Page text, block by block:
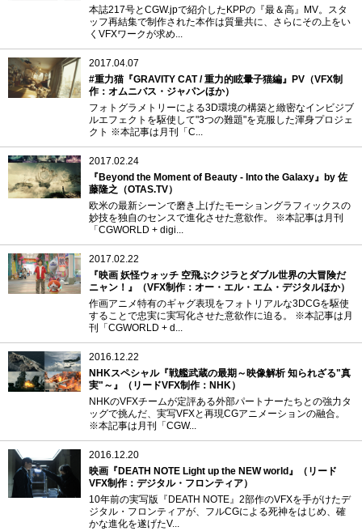
本誌217号とCGW.jpで紹介したKPPの『最＆高』MV。スタ
ッフ再結集で制作された本作は質量共に、さらにその上をい
くVFXワークが求め...
2017.04.07
#重力猫『GRAVITY CAT / 重力的眩暈子猫編』PV（VFX制
作：オムニバス・ジャパンほか）
フォトグラメトリーによる3D環境の構築と緻密なインビジブ
ルエフェクトを駆使して"3つの難題"を克服した渾身プロジェ
クト ※本記事は月刊「C...
2017.02.24
『Beyond the Moment of Beauty - Into the Galaxy』by 佐
藤隆之（OTAS.TV）
欧米の最新シーンで磨き上げたモーショングラフィックスの
妙技を独自のセンスで進化させた意欲作。 ※本記事は月刊
「CGWORLD + digi...
2017.02.22
『映画 妖怪ウォッチ 空飛ぶクジラとダブル世界の大冒険だ
ニャン！』（VFX制作：オー・エル・エム・デジタルほか）
作画アニメ特有のギャグ表現をフォトリアルな3DCGを駆使
することで忠実に実写化させた意欲作に迫る。 ※本記事は月
刊「CGWORLD + d...
2016.12.22
NHKスペシャル『戦艦武蔵の最期～映像解析 知られざる"真
実"～』（リードVFX制作：NHK）
NHKのVFXチームが定評ある外部パートナーたちとの強力タ
ッグで挑んだ、実写VFXと再現CGアニメーションの融合。
※本記事は月刊「CGW...
2016.12.20
映画『DEATH NOTE Light up the NEW world』（リード
VFX制作：デジタル・フロンティア）
10年前の実写版『DEATH NOTE』2部作のVFXを手がけたデ
ジタル・フロンティアが、フルCGによる死神をはじめ、確
かな進化を遂げたV...